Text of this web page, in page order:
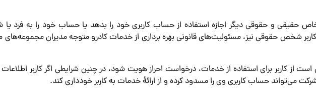
حقیقی و حقوقی دیگر اجازه استفاده از حساب کاربری خود را بدهد یا حساب خود را به فرد
شخص حقوقی نیز، مسئولیت‌های قانونی بهره برداری از خدمات کادرو متوجه مدیران مجموعه‌های
است از کاربر برای استفاده از خدمات، درخواست احراز هویت شود، در چنین شرایطی اگر کاربر
می‌تواند حساب کاربری وی را مسدود کرده و از ارائۀ خدمات به کاربر خودداری کند.